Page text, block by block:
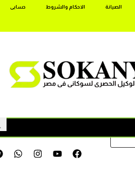
الصيانة الاحكام والشروط حسابى